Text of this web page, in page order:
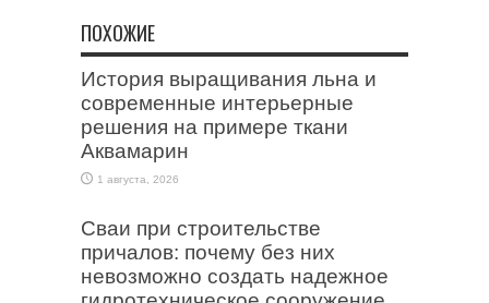
ПОХОЖИЕ
История выращивания льна и
современные интерьерные
решения на примере ткани
Аквамарин
1 августа, 2026
Сваи при строительстве
причалов: почему без них
невозможно создать надежное